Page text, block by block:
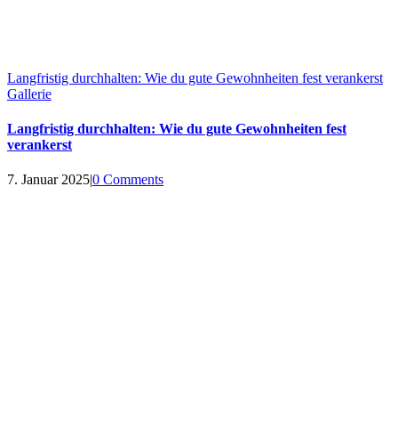
Langfristig durchhalten: Wie du gute Gewohnheiten fest verankerst
Gallerie
Langfristig durchhalten: Wie du gute Gewohnheiten fest
verankerst
7. Januar 2025|0 Comments